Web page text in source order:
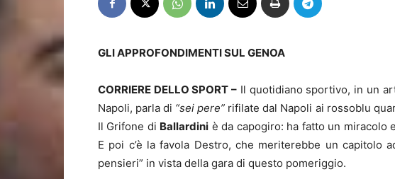
GLI APPROFONDIMENTI SUL GENOA
CORRIERE DELLO SPORT – Il quotidiano sportivo, in un
Napoli, parla di “sei pere” rifilate dal Napoli ai rossoblu
Il Grifone di Ballardini è da capogiro: ha fatto un miracolo
E poi c’è la favola Destro, che meriterebbe un capitolo
pensieri” in vista della gara di questo pomeriggio.